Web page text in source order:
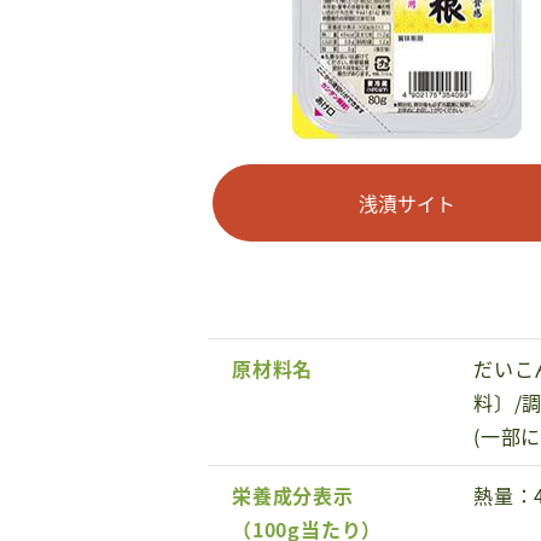
浅漬サイト
原材料名
だい
料〕/
(一部
栄養成分表示
（100g当たり）
熱量